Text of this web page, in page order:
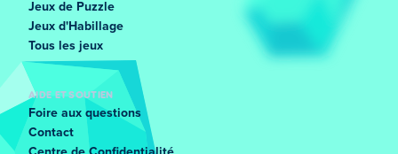
Jeux de Puzzle
Jeux d'Habillage
Tous les jeux
AIDE ET SOUTIEN
Foire aux questions
Contact